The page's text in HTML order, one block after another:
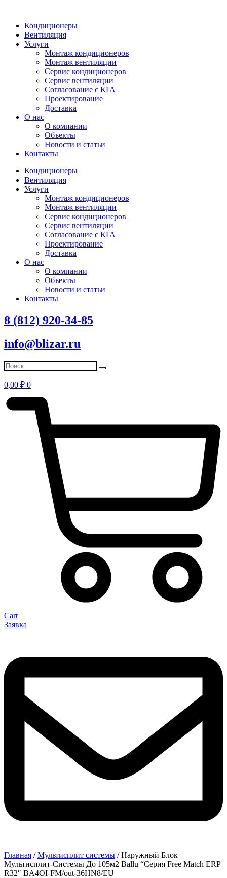
Кондиционеры
Вентиляция
Услуги
Монтаж кондиционеров
Монтаж вентиляции
Сервис кондиционеров
Сервис вентиляции
Согласование с КГА
Проектирование
Доставка
О нас
О компании
Объекты
Новости и статьи
Контакты
Кондиционеры
Вентиляция
Услуги
Монтаж кондиционеров
Монтаж вентиляции
Сервис кондиционеров
Сервис вентиляции
Согласование с КГА
Проектирование
Доставка
О нас
О компании
Объекты
Новости и статьи
Контакты
8 (812) 920-34-85
info@blizar.ru
0,00 ₽ 0
Cart
Заявка
Главная /Мультисплит системы / Наружный Блок
Мультисплит-Системы До 105м2 Ballu “Серия Free Match ERP
R32″ BA4OI-FM/out-36HN8/EU